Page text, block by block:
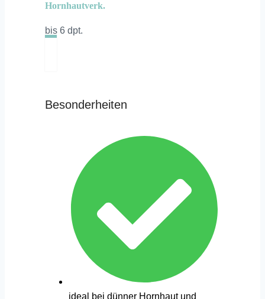
Hornhautverk.
bis 6 dpt.
Besonderheiten
ideal bei dünner Hornhaut und